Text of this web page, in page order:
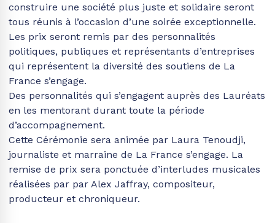
construire une société plus juste et solidaire seront
tous réunis à l’occasion d’une soirée exceptionnelle.
Les prix seront remis par des personnalités
politiques, publiques et représentants d’entreprises
qui représentent la diversité des soutiens de La
France s’engage.
Des personnalités qui s’engagent auprès des Lauréats
en les mentorant durant toute la période
d’accompagnement.
Cette Cérémonie sera animée par Laura Tenoudji,
journaliste et marraine de La France s’engage. La
remise de prix sera ponctuée d’interludes musicales
réalisées par par Alex Jaffray, compositeur,
producteur et chroniqueur.